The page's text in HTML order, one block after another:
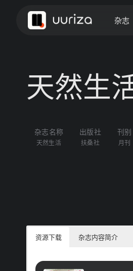
杂志
天然生
杂志名称
天然生活
出版社
扶桑社
刊别
月刊
资源下载 杂志内容简介